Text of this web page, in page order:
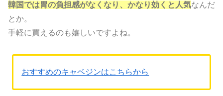
韓国では胃の負担感がなくなり、かなり効くと人気なんだ
とか。
手軽に買えるのも嬉しいですよね。
おすすめのキャベジンはこちらから